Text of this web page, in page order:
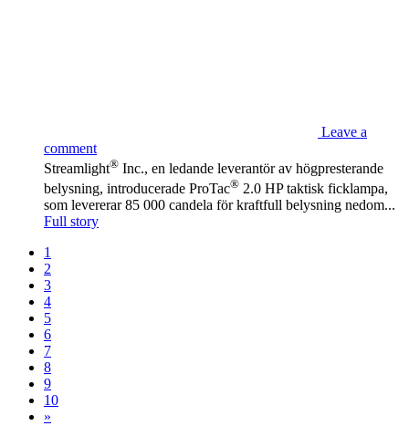
Leave a
comment
Streamlight® Inc., en ledande leverantör av högpresterande
belysning, introducerade ProTac® 2.0 HP taktisk ficklampa,
som levererar 85 000 candela för kraftfull belysning nedom...
Full story
1
2
3
4
5
6
7
8
9
10
»